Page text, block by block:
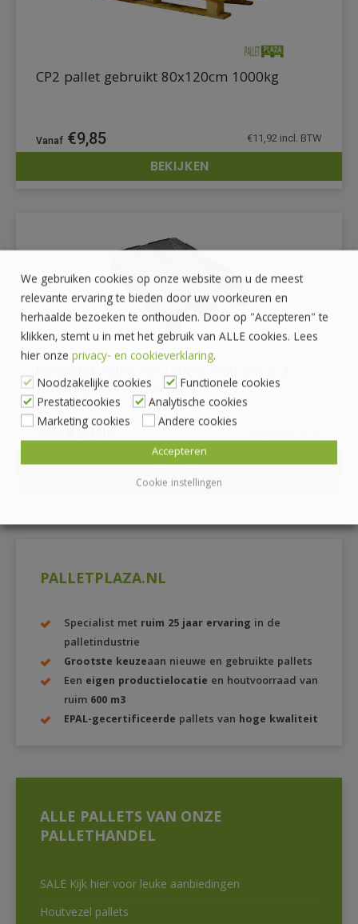
PALLETPLAZA.NL
Specialist met ruim 25 jaar ervaring in de
palletindustrie
Grootste keuzeaan nieuwe en gebruikte pallets
Een eigen productielocatie en houtvoorraad van
ruim 600 m3
EPAL-gecertificeerde pallets van hoge kwaliteit
ALLE PALLETS VAN ONZE
PALLETHANDEL
SALE Kijk hier voor leuke aanbiedingen
Houtvezel pallets
DETAILS
CP2 pallet gebruikt 80x120cm 1000kg
€9,85 €11,92 incl. BTW
BEKIJKEN
kunststof pallet 80x120cm medium Q 3-
runner gesloten dek
29,95
BEKIJKEN
We gebruiken cookies op onze website om u de meest
relevante ervaring te bieden door uw voorkeuren en
herhaalde bezoeken te onthouden. Door op "Accepteren" te
klikken, stemt u in met het gebruik van ALLE cookies. Lees
hier onze privacy- en cookieverklaring.
Noodzakelijke cookies
Functionele cookies
Prestatiecookies
Analytische cookies
Marketing cookies
Andere cookies
Cookie instellingen
Accepteren